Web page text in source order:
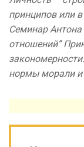
принципов или
Семинар
отношений”
нормы морали и